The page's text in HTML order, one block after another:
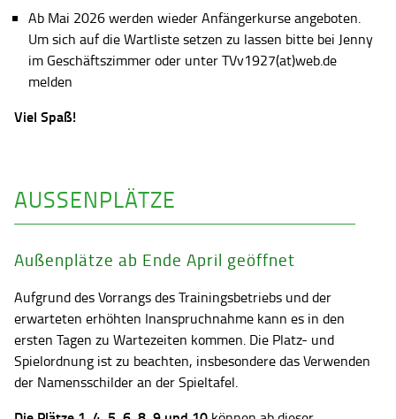
Ab Mai 2026 werden wieder Anfängerkurse angeboten.
Um sich auf die Wartliste setzen zu lassen bitte bei Jenny
im Geschäftszimmer oder unter TVv1927(at)web.de
melden
Viel Spaß!
AUSSENPLÄTZE
Außenplätze ab Ende April geöffnet
Aufgrund des Vorrangs des Trainingsbetriebs und der
erwarteten erhöhten Inanspruchnahme kann es in den
ersten Tagen zu Wartezeiten kommen. Die Platz- und
Spielordnung ist zu beachten, insbesondere das Verwenden
der Namensschilder an der Spieltafel.